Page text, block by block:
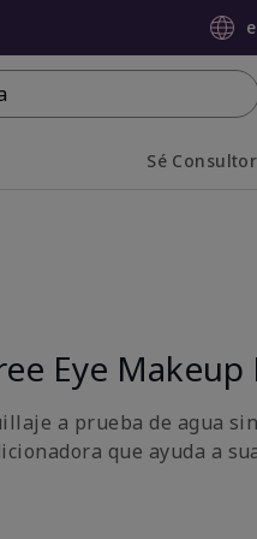
Sé
Eye Makeup
a prueba de agua
que ayuda a